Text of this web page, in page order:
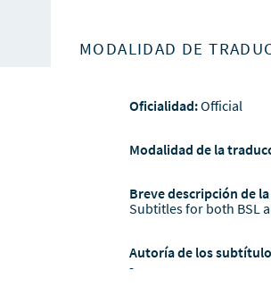
MODALIDAD DE
Oficialidad:Official
Modalidad de la
Breve descripción de
Subtitles for both BSL
Autoría de los
-